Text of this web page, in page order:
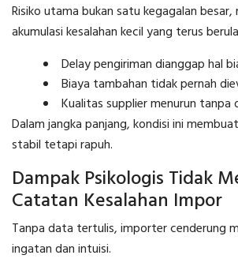
Risiko utama bukan satu kegagalan besar,
akumulasi kesalahan kecil yang terus
Delay pengiriman dianggap hal
Biaya tambahan tidak pernah
Kualitas supplier menurun tanpa
Dalam jangka panjang, kondisi ini
stabil tetapi rapuh.
Dampak Psikologis Tidak
Catatan Kesalahan Impor
Tanpa data tertulis, importer cenderung
ingatan dan intuisi.